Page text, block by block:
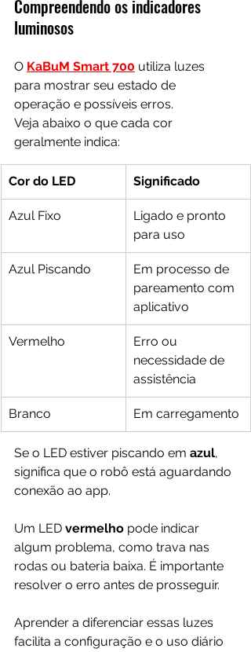
Compreendendo os indicadores
luminosos
O KaBuM Smart 700 utiliza luzes
para mostrar seu estado de
operação e possíveis erros.
Veja abaixo o que cada cor
geralmente indica:
Cor do LED Significado
Azul Fixo
Ligado e pronto
para uso
Azul Piscando
Em processo de
pareamento com
aplicativo
Vermelho
Erro ou
necessidade de
assistência
Branco Em carregamento
Se o LED estiver piscando em azul,
significa que o robô está aguardando
conexão ao app.
Um LED vermelho pode indicar
algum problema, como trava nas
rodas ou bateria baixa. É importante
resolver o erro antes de prosseguir.
Aprender a diferenciar essas luzes
facilita a configuração e o uso diário